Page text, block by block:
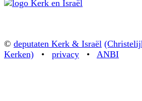
© deputaten Kerk & Israël
Kerken) • privacy • ANBI